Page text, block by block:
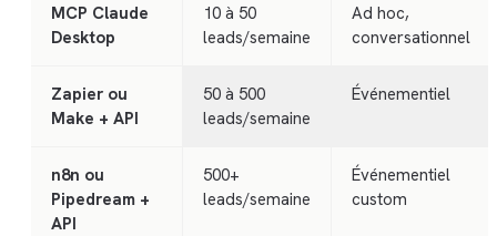
MCP Claude
Desktop
10 à 50
leads/semaine
Ad hoc,
conversationnel
Zapier ou
Make + API
50 à 500
leads/semaine
Événementiel
n8n ou
Pipedream +
API
500+
leads/semaine
Événementiel
custom